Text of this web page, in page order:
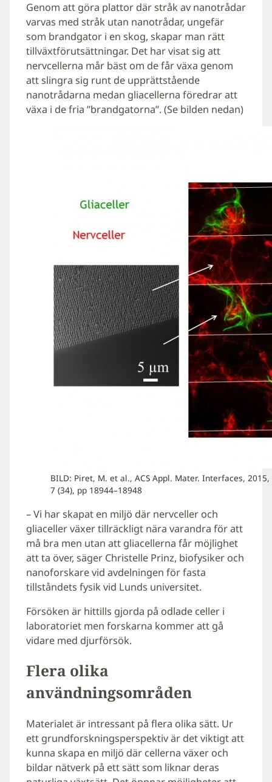
Genom att göra plattor där stråk av nanotrådar
varvas med stråk utan nanotrådar, ungefär
som brandgator i en skog, skapar man rätt
tillväxtförutsättningar. Det har visat sig att
nervcellerna mår bäst om de får växa genom
att slingra sig runt de upprättstående
nanotrådarna medan gliacellerna föredrar att
växa i de fria ”brandgatorna”. (Se bilden nedan)
BILD: Piret, M. et al., ACS Appl. Mater. Interfaces, 2015,
7 (34), pp 18944–18948
– Vi har skapat en miljö där nervceller och
gliaceller växer tillräckligt nära varandra för att
må bra men utan att gliacellerna får möjlighet
att ta över, säger Christelle Prinz, biofysiker och
nanoforskare vid avdelningen för fasta
tillståndets fysik vid Lunds universitet.
Försöken är hittills gjorda på odlade celler i
laboratoriet men forskarna kommer att gå
vidare med djurförsök.
Flera olika
användningsområden
Materialet är intressant på flera olika sätt. Ur
ett grundforskningsperspektiv är det viktigt att
kunna skapa en miljö där cellerna växer och
bildar nätverk på ett sätt som liknar deras